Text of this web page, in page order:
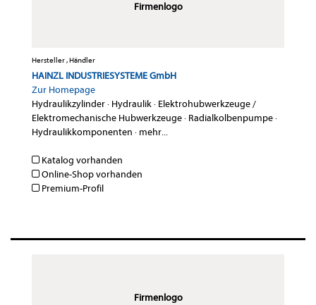
Firmenlogo
Hersteller , Händler
HAINZL INDUSTRIESYSTEME GmbH
Zur Homepage
Hydraulikzylinder· Hydraulik· Elektrohubwerkzeuge /
Elektromechanische Hubwerkzeuge· Radialkolbenpumpe·
Hydraulikkomponenten · mehr...
Katalog vorhanden
Online-Shop vorhanden
Premium-Profil
Firmenlogo